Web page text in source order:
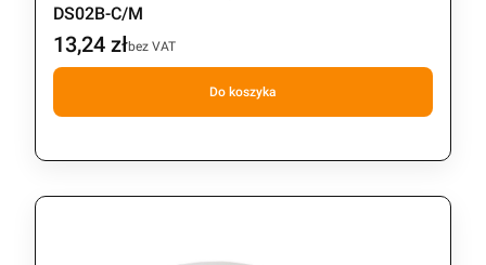
DS02B-C/M
Cena
13,24 złbez VAT
Do koszyka